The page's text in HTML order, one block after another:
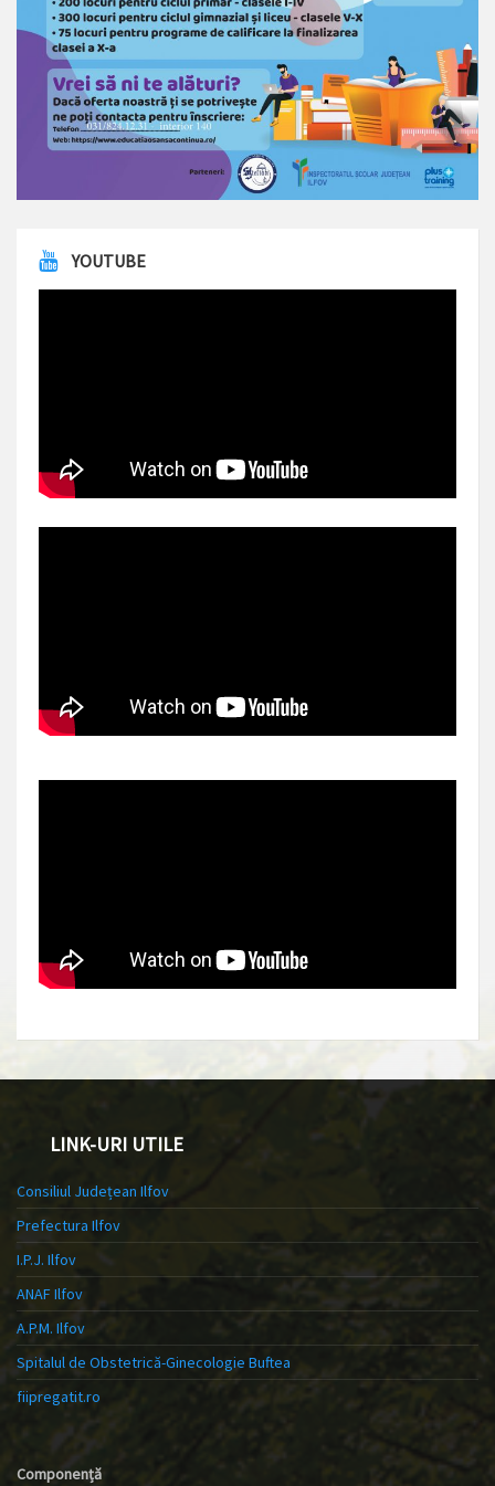
YOUTUBE
LINK-URI UTILE
Consiliul Județean Ilfov
Prefectura Ilfov
I.P.J. Ilfov
ANAF Ilfov
A.P.M. Ilfov
Spitalul de Obstetrică-Ginecologie Buftea
fiipregatit.ro
Componență